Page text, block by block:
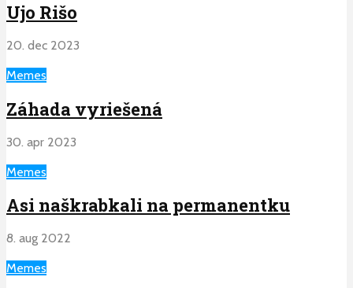
Ujo Rišo
20. dec 2023
Memes
Záhada vyriešená
30. apr 2023
Memes
Asi naškrabkali na permanentku
8. aug 2022
Memes